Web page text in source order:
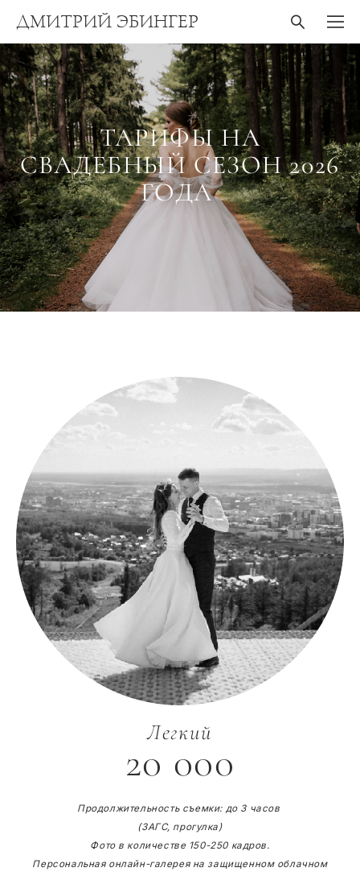
ДМИТРИЙ ЭБИНГЕР
ТАРИФЫ НА
СВАДЕБНЫЙ СЕЗОН 2026
ГОДА
Легкий
20 000
Продолжительность съемки: до 3 часов
(ЗАГС, прогулка)
Фото в количестве 150-250 кадров.
Персональная онлайн-галерея на защищенном облачном